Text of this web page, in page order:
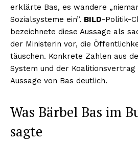
erklärte Bas, es wandere
Sozialsysteme ein”. BILD-Politik-
bezeichnete diese Aussage als
der Ministerin vor, die
täuschen. Konkrete Zahlen aus
System und der
Aussage von Bas deutlich.
Was Bärbel Bas im
sagte